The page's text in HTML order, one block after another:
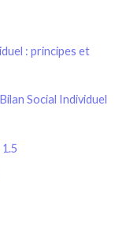
: principes et
Social Individuel